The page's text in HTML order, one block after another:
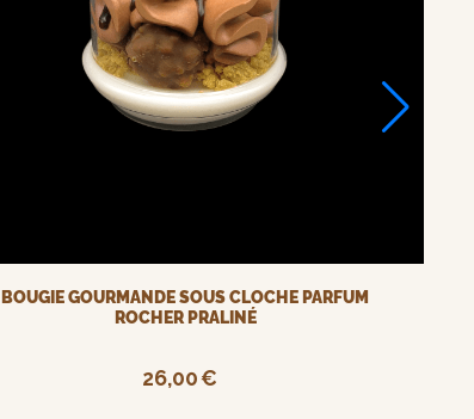
BOUGIE GOURMANDE SOUS CLOCHE PARFUM
ROCHER PRALINÉ
26,00€